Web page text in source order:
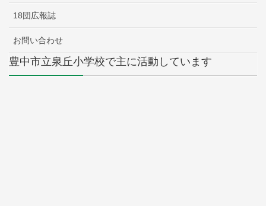
18団広報誌
お問い合わせ
豊中市立泉丘小学校で主に活動しています